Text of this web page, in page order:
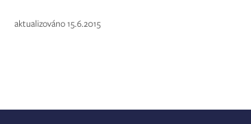
aktualizováno 15.6.2015